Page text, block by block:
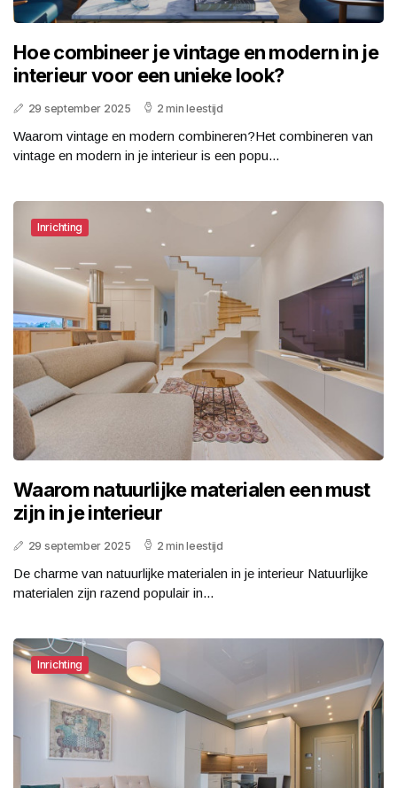
Hoe combineer je vintage en modern in je
interieur voor een unieke look?
29 september 2025 2 min leestijd
Waarom vintage en modern combineren?Het combineren van
vintage en modern in je interieur is een popu...
Inrichting
Waarom natuurlijke materialen een must
zijn in je interieur
29 september 2025 2 min leestijd
De charme van natuurlijke materialen in je interieur Natuurlijke
materialen zijn razend populair in...
Inrichting